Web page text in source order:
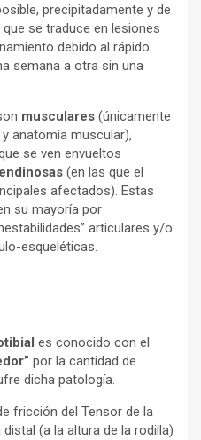
precipitadamente y de
se traduce en lesiones
debido al rápido
semana a otra sin una
musculares (únicamente
anatomía muscular),
se ven envueltos
(en las que el
afectados). Estas
su mayoría por
articulares y/o
esqueléticas.
es conocido con el
por la cantidad de
dicha patología.
fricción del Tensor de la
(a la altura de la rodilla)